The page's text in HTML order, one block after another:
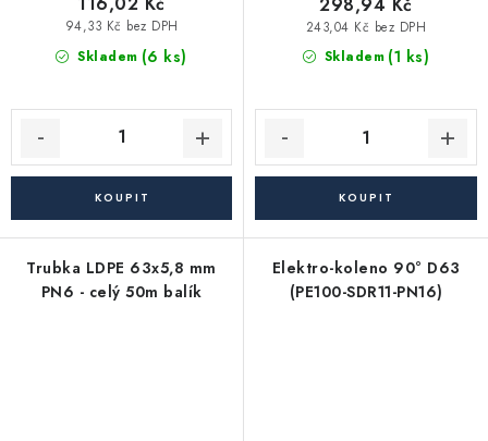
Skladem (6 ks)
94,33 Kč bez DPH
Skladem (1 ks)
243,04 Kč bez DPH
Trubka LDPE 63x5,8 mm
PN6 - celý 50m balík
Elektro-koleno 90° D63
(PE100-SDR11-PN16)